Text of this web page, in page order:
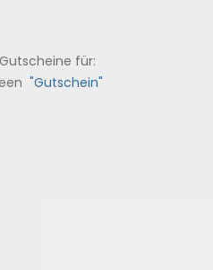
für:
"Gutschein"